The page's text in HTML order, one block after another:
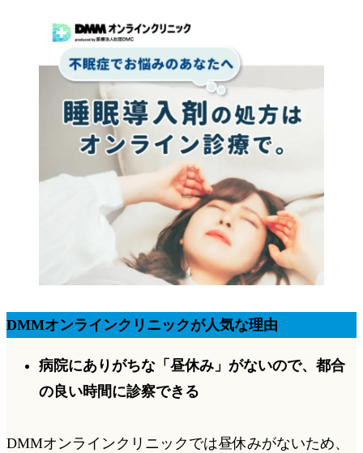
DMMオンラインクリニックが人気な理由
病院にありがちな「昼休み」がないので、都合
の良い時間に診察できる
DMMオンラインクリニックでは昼休みがないため、